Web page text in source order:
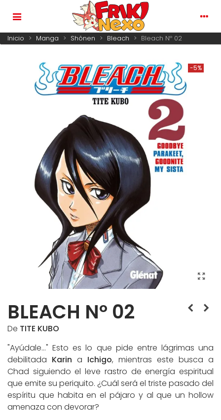
Inicio > Manga > Shônen > Bleach > Bleach Nº 02
-5%
BLEACH Nº 02
De TITE KUBO
"Ayúdale..." Esto es lo que pide entre lágrimas una
debilitada Karin a Ichigo, mientras este busca a
Chad siguiendo el leve rastro de energía espiritual
que emite su periquito. ¿Cuál será el triste pasado del
espíritu que habita en el pájaro y al que un hollow
amenaza con devorar?